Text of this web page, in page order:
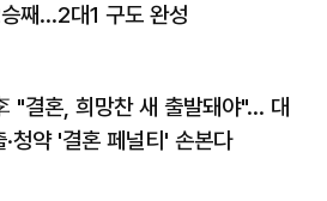
째…2대1 구도 완성
"결혼, 희망찬 새 출발돼야"… 대
·청약 '결혼 페널티' 손본다